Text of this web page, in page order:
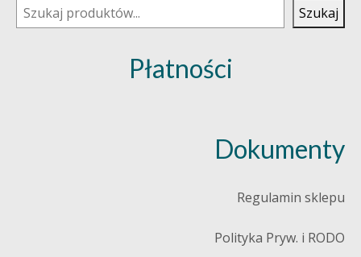
Szukaj
Płatności
Dokumenty
Regulamin sklepu
Polityka Pryw. i RODO